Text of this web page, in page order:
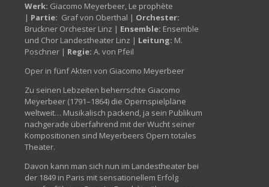
Werk: Giacomo Meyerbeer, Le prophète
| Partie: Graf von Oberthal | Orchester:
Bruckner Orchester Linz | Ensemble: Ensemble
und Chor Landestheater Linz | Leitung: M.
Poschner | Regie: A. von Pfeil
Oper in fünf Akten von Giacomo Meyerbeer
Zu seinen Lebzeiten beherrschte Giacomo
Meyerbeer (1791–1864) die Opernspielpläne
weltweit… Musikalisch packend, ja sein Publikum
nachgerade überfahrend mit der Wucht seiner
Kompositionen sind Meyerbeers Opern totales
Theater.
Davon kann man sich nun im Landestheater bei
der 1849 in Paris mit sensationellem Erfolg